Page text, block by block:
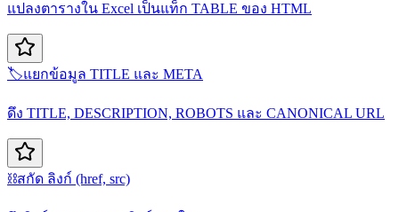
แปลงตารางใน Excel เป็นแท็ก TABLE ของ HTML
🏷️แยกข้อมูล TITLE และ META
ดึง TITLE, DESCRIPTION, ROBOTS และ CANONICAL URL
⛓️สกัด ลิงก์ (href, src)